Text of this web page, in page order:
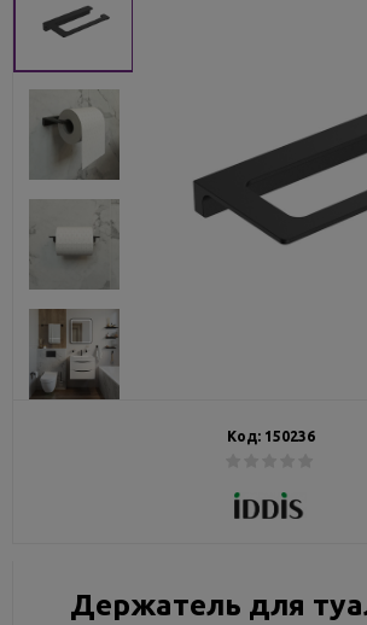
Код: 150236
Держатель для